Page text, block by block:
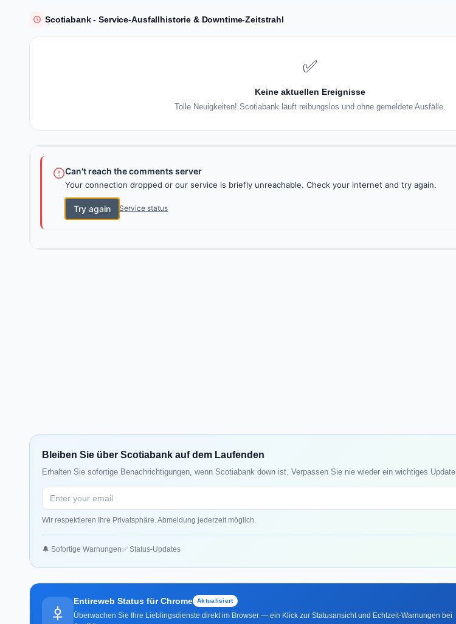
Scotiabank - Service-Ausfallhistorie & Downtime-Zeitstrahl
✅
Keine aktuellen Ereignisse
Tolle Neuigkeiten! Scotiabank läuft reibungslos und ohne gemeldete Ausfälle.
Can't reach the comments server
Your connection dropped or our service is briefly unreachable. Check your internet and try again.
Try again Service status
Bleiben Sie über Scotiabank auf dem Laufenden
Erhalten Sie sofortige Benachrichtigungen, wenn Scotiabank down ist. Verpassen Sie nie wieder ein wichtiges Update.
Wir respektieren Ihre Privatsphäre. Abmeldung jederzeit möglich.
🔔 Sofortige Warnungen✅ Status-Updates
Entireweb Status für Chrome Aktualisiert
Überwachen Sie Ihre Lieblingsdienste direkt im Browser — ein Klick zur Statusansicht und Echtzeit-Warnungen bei